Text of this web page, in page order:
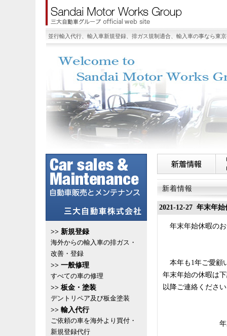
並行輸入代行、輸入車新規登録、排ガス規制適合、輸入車の事なら東
>> 新規登録
海外からの輸入車の排ガス・
改善・登録
>> 一般修理
すべての車の修理
>> 板金・塗装
デントリペア及び板金塗装
>> 輸入代行
ご依頼の車を海外より買付・
新規登録代行
新着情報
2021-12-27 年末年
年末年始休暇の
本年も1年ご愛顧
年末年始の休暇は
以降ご連絡くださ
年末年